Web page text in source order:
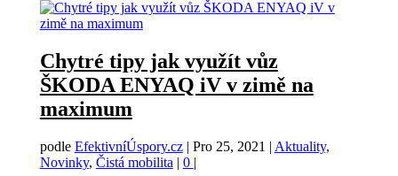
Chytré tipy jak využít vůz
ŠKODA ENYAQ iV v zimě na
maximum
podle EfektivníÚspory.cz| Pro 25, 2021 | Aktuality,
Novinky, Čistá mobilita | 0 |